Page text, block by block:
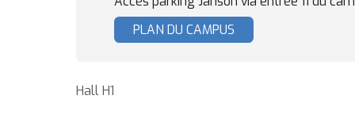
PLAN DU CAMPUS
Hall H1